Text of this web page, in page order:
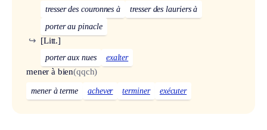
tresser des couronnes à
tresser des lauriers à
porter au pinacle
[Litt.]
↪
porter aux nues exalter
mener à bien(qqch)
mener à terme achever terminer exécuter